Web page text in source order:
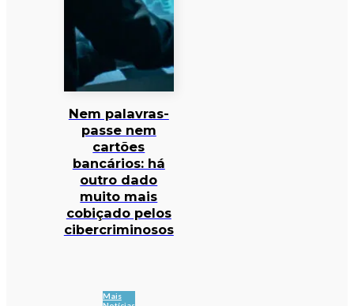
Nem palavras-
passe nem
cartões
bancários: há
outro dado
muito mais
cobiçado pelos
cibercriminosos
Mais